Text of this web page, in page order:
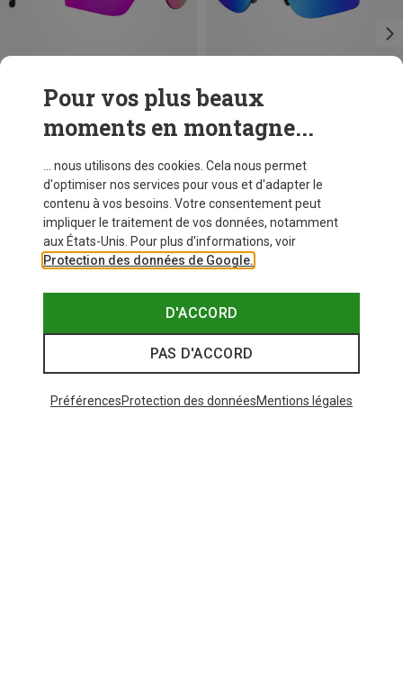
Vous économisez 19% Vous économisez 18%
Pour vos plus beaux
moments en montagne...
... nous utilisons des cookies. Cela nous permet
d'optimiser nos services pour vous et d'adapter le
contenu à vos besoins. Votre consentement peut
impliquer le traitement de vos données, notamment
aux États-Unis. Pour plus d'informations, voir
Protection des données de Google.
D'ACCORD
PAS D'ACCORD
PréférencesProtection des donnéesMentions légales